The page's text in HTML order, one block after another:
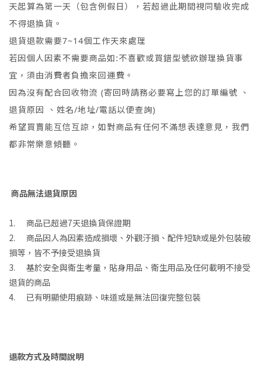
天起算為第一天（包含例假日），若超過此期間視同驗收完成
不得退換貨。
退貨退款需要7~14個工作天來處理
若因個人因素不需要商品如:不喜歡或買錯型號欲辦理換貨事
宜，須由消費者負擔來回運費。
因為沒有配合回收物流 (寄回時請務必要寫上您的訂單編號 、
退貨原因 、姓名/地址/電話以便查詢)
希望買賣能互信互諒，如對商品有任何不滿想表達意見，我們
都非常樂意傾聽。
商品無法退貨原因
1. 商品已超過7天退換貨保證期
2. 商品因人為因素造成損壞、外觀汙損、配件短缺或是外包裝破
損等，皆不予接受退換貨
3. 基於安全與衛生考量，貼身用品、衛生用品及任何載明不接受
退貨的商品
4. 已有明顯使用痕跡、味道或是無法回復完整包裝
退款方式及時間說明